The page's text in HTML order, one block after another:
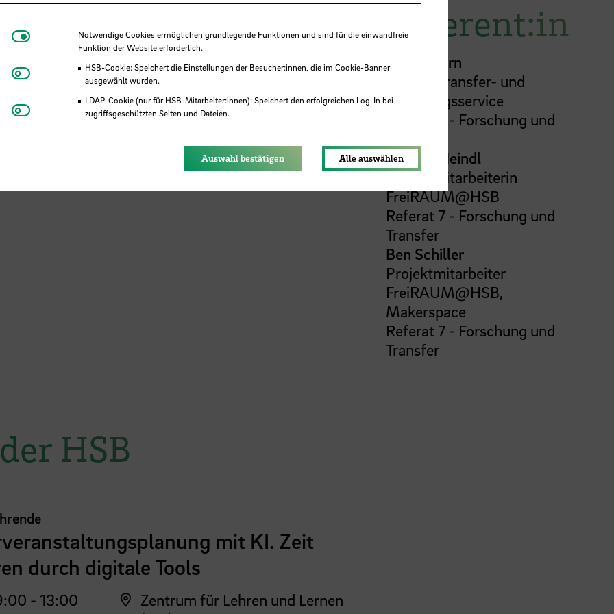
Referent:in
Cindy Stern
Leitung Transfer- und
Gründungsservice
Referat 7 - Forschung und
Dr. Lisa Heindl
Projektmitarbeiterin
FreiRAUM@HSB
Referat 7 - Forschung und
Transfer
Ben Schiller
Projektmitarbeiter
FreiRAUM@HSB,
Makerspace
Referat 7 - Forschung und
Transfer
HSB
mit KI. Zeit
durch digitale Tools
- 13:00
Zentrum für Lehren und Lernen
Notwendige CookiesNotwendige Cookies ermöglichen grundlegende Funktionen und sind für die einwandfreie
Funktion der Website erforderlich.
HSB-Cookie: Speichert die Einstellungen der Besucher:innen, die im Cookie-Banner
ausgewählt wurden.
LDAP-Cookie (nur für HSB-Mitarbeiter:innen): Speichert den erfolgreichen Log-In bei
zugriffsgeschützten Seiten und Dateien.
Matomo
Youtube
Auswahl bestätigen Alle auswählen